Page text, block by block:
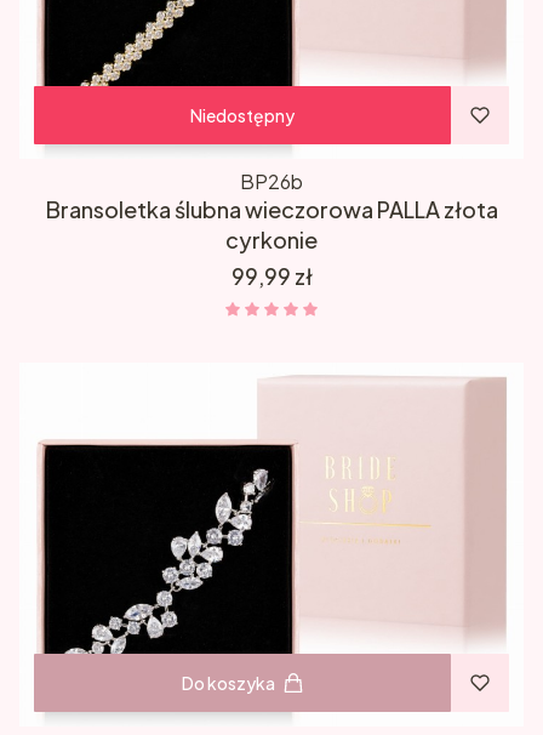
Niedostępny
BP26b
Bransoletka ślubna wieczorowa PALLA złota
cyrkonie
Cena
99,99 zł
Do koszyka